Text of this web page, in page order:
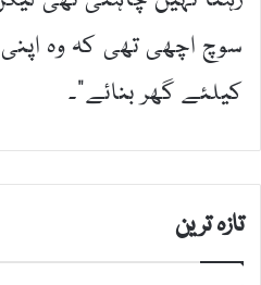
سوچ اچھی تھی کہ وہ اپنی
کیلئے گھر بنائے”۔
تازہ ترین